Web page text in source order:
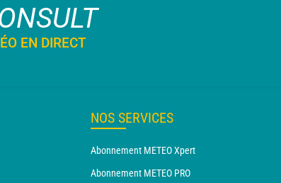
EN DIRECT
NOS SERVICES
Abonnement METEO Xpert
Abonnement METEO PRO